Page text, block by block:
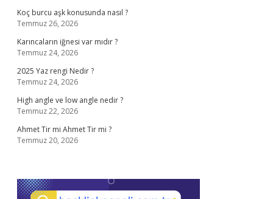
Koç burcu aşk konusunda nasıl ?
Temmuz 26, 2026
Karıncaların iğnesi var mıdır ?
Temmuz 24, 2026
2025 Yaz rengi Nedir ?
Temmuz 24, 2026
High angle ve low angle nedir ?
Temmuz 22, 2026
Ahmet Tir mi Ahmet Tir mi ?
Temmuz 20, 2026